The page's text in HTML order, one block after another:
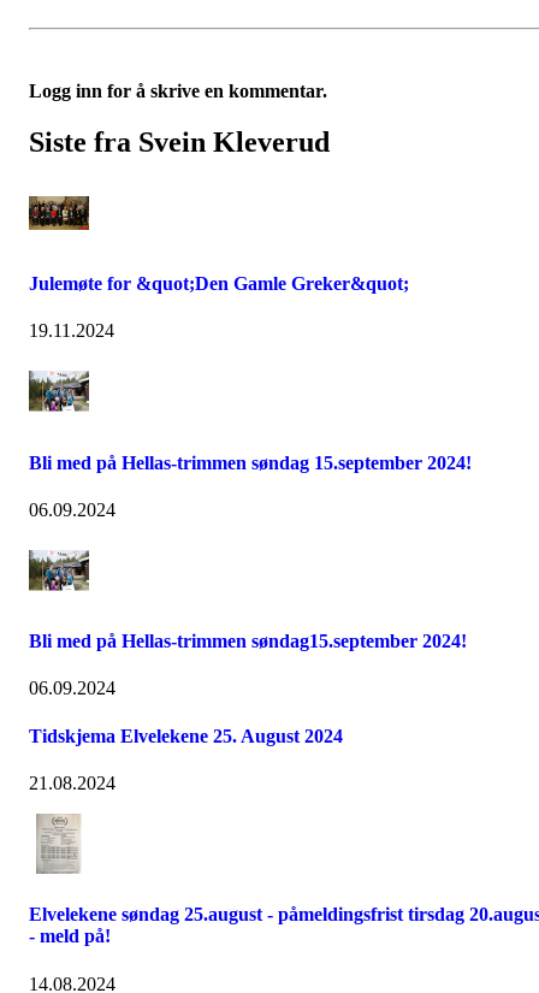
Logg inn for å skrive en kommentar.
Siste fra Svein Kleverud
Julemøte for &quot;Den Gamle Greker&quot;
19.11.2024
Bli med på Hellas-trimmen søndag 15.september 2024!
06.09.2024
Bli med på Hellas-trimmen søndag15.september 2024!
06.09.2024
Tidskjema Elvelekene 25. August 2024
21.08.2024
Elvelekene søndag 25.august - påmeldingsfrist tirsdag
- meld på!
14.08.2024